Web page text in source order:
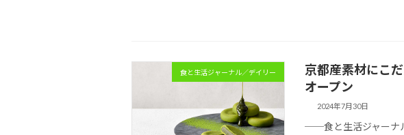
食と生活ジャーナル／デイリー
京都産素材にこ
オープン
2024年7月30日
──食と生活ジャーナ